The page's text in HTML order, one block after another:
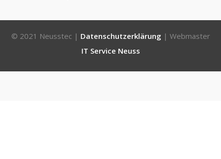
© 2021 Neusstec | Datenschutzerklärung | Webmaster
IT Service Neuss